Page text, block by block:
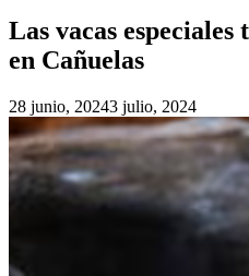
Las vacas
en Cañuelas
28 junio, 20243 julio, 2024